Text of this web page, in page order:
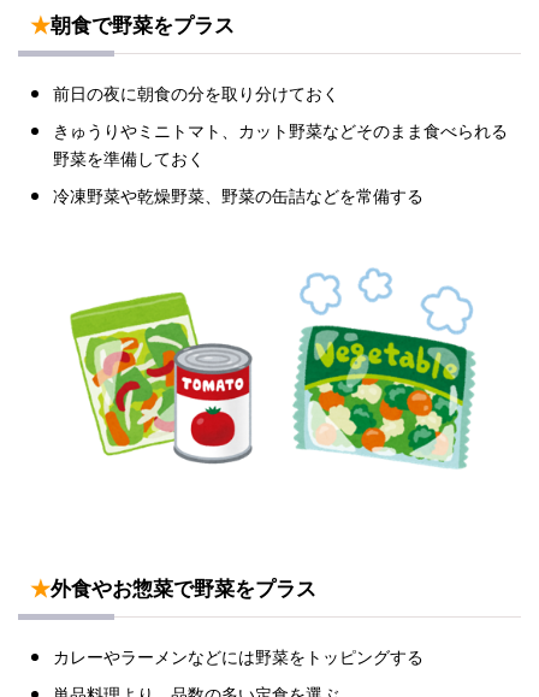
★朝食で野菜をプラス
前日の夜に朝食の分を取り分けておく
きゅうりやミニトマト、カット野菜などそのまま食べられる
野菜を準備しておく
冷凍野菜や乾燥野菜、野菜の缶詰などを常備する
★外食やお惣菜で野菜をプラス
カレーやラーメンなどには野菜をトッピングする